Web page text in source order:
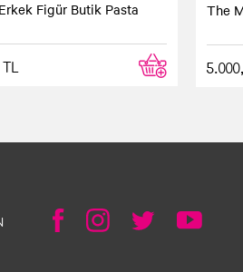
Figür Butik Pasta The